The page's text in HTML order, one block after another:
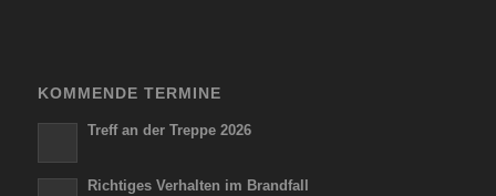
KOMMENDE TERMINE
Treff an der Treppe 2026
Richtiges Verhalten im Brandfall